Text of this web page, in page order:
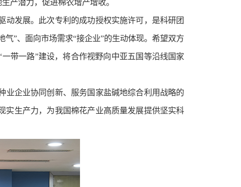
产潜力，促进棉农增产增收。
发展。此次专利的成功授权实施许可，是科研团
”、面向市场需求“接企业”的生动体现。希望双方
带一路”建设，将合作视野向中亚五国等沿线国家
业企业协同创新、服务国家盐碱地综合利用战略的
实生产力，为我国棉花产业高质量发展提供坚实科